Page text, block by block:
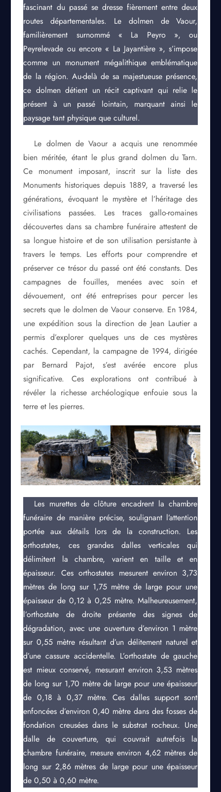
fascinant du passé se dresse fièrement entre deux
routes départementales. Le dolmen de Vaour,
familièrement surnommé « La Peyro », ou
Peyrelevade ou encore « La Jayantière », s’impose
comme un monument mégalithique emblématique
de la région. Au-delà de sa majestueuse présence,
ce dolmen détient un récit captivant qui relie le
présent à un passé lointain, marquant ainsi le
paysage tant physique que culturel.
Le dolmen de Vaour a acquis une renommée
bien méritée, étant le plus grand dolmen du Tarn.
Ce monument imposant, inscrit sur la liste des
Monuments historiques depuis 1889, a traversé les
générations, évoquant le mystère et l’héritage des
civilisations passées. Les traces gallo-romaines
découvertes dans sa chambre funéraire attestent de
sa longue histoire et de son utilisation persistante à
travers le temps. Les efforts pour comprendre et
préserver ce trésor du passé ont été constants. Des
campagnes de fouilles, menées avec soin et
dévouement, ont été entreprises pour percer les
secrets que le dolmen de Vaour conserve. En 1984,
une expédition sous la direction de Jean Lautier a
permis d’explorer quelques uns de ces mystères
cachés. Cependant, la campagne de 1994, dirigée
par Bernard Pajot, s’est avérée encore plus
significative. Ces explorations ont contribué à
révéler la richesse archéologique enfouie sous la
terre et les pierres.
Les murettes de clôture encadrent la chambre
funéraire de manière précise, soulignant l’attention
portée aux détails lors de la construction. Les
orthostates, ces grandes dalles verticales qui
délimitent la chambre, varient en taille et en
épaisseur. Ces orthostates mesurent environ 3,73
mètres de long sur 1,75 mètre de large pour une
épaisseur de 0,12 à 0,25 mètre. Malheureusement,
l’orthostate de droite présente des signes de
dégradation, avec une ouverture d’environ 1 mètre
sur 0,55 mètre résultant d’un délitement naturel et
d’une cassure accidentelle. L’orthostate de gauche
est mieux conservé, mesurant environ 3,53 mètres
de long sur 1,70 mètre de large pour une épaisseur
de 0,18 à 0,37 mètre. Ces dalles support sont
enfoncées d’environ 0,40 mètre dans des fosses de
fondation creusées dans le substrat rocheux. Une
dalle de couverture, qui couvrait autrefois la
chambre funéraire, mesure environ 4,62 mètres de
long sur 2,86 mètres de large pour une épaisseur
de 0,50 à 0,60 mètre.